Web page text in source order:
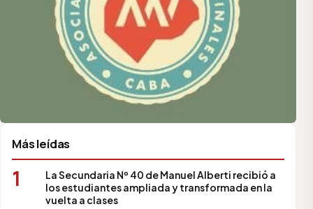
Más leídas
1
La Secundaria Nº 40 de Manuel Alberti recibió a
los estudiantes ampliada y transformada en la
vuelta a clases